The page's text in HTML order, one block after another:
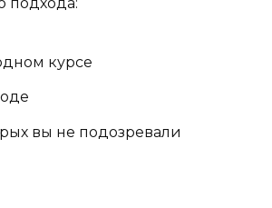
курсе
вы не подозревали